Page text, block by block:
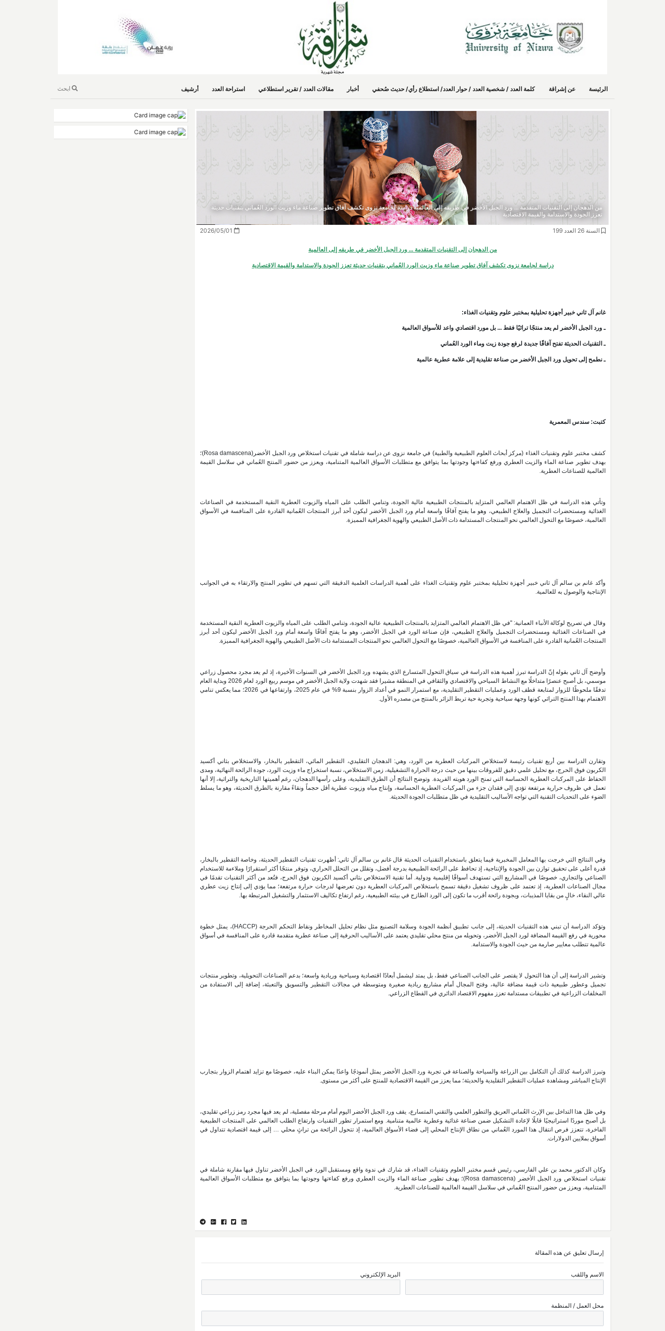
الرئيسة عن إشراقة كلمة العدد / شخصية العدد / حوار العدد/ استطلاع رأي/ حديث صُحفي أخبار مقالات العدد / تقرير استطلاعي استراحة العدد أرشيف ابحث
من الدهجان إلى التقنيات المتقدمة ... ورد الجبل الأخضر في طريقه إلى العالمية دراسة لجامعة نزوى تكشف آفاق تطوير صناعة ماء وزيت الورد العُماني بتقنيات حديثة
تعزز الجودة والاستدامة والقيمة الاقتصادية
السنة 26 العدد 199
من الدهجان إلى التقنيات المتقدمة ... ورد الجبل الأخضر في طريقه إلى العالمية
دراسة لجامعة نزوى تكشف آفاق تطوير صناعة ماء وزيت الورد العُماني بتقنيات حديثة تعزز الجودة والاستدامة والقيمة الاقتصادية
غانم آل ثاني خبير أجهزة تحليلية بمختبر علوم وتقنيات الغذاء:
ـ ورد الجبل الأخضر لم يعد منتجًا تراثيًا فقط ... بل مورد اقتصادي واعد للأسواق العالمية
ـ التقنيات الحديثة تفتح آفاقًا جديدة لرفع جودة زيت وماء الورد العُماني
ـ نطمح إلى تحويل ورد الجبل الأخضر من صناعة تقليدية إلى علامة عطرية عالمية
كتبت: سندس المعمرية
كشف مختبر علوم وتقنيات الغذاء (مركز أبحاث العلوم الطبيعية والطبية) في جامعة نزوى عن دراسة شاملة في تقنيات استخلاص ورد الجبل الأخضر(Rosa damascena)؛
بهدف تطوير صناعة الماء والزيت العطري ورفع كفاءتها وجودتها بما يتوافق مع متطلبات الأسواق العالمية المتنامية، ويعزز من حضور المنتج العُماني في سلاسل القيمة
العالمية للصناعات العطرية.
وتأتي هذه الدراسة في ظل الاهتمام العالمي المتزايد بالمنتجات الطبيعية عالية الجودة، وتنامي الطلب على المياه والزيوت العطرية النقية المستخدمة في الصناعات
الغذائية ومستحضرات التجميل والعلاج الطبيعي، وهو ما يفتح آفاقًا واسعة أمام ورد الجبل الأخضر ليكون أحد أبرز المنتجات العُمانية القادرة على المنافسة في الأسواق
العالمية، خصوصًا مع التحول العالمي نحو المنتجات المستدامة ذات الأصل الطبيعي والهوية الجغرافية المميزة.
وأكد غانم بن سالم آل ثاني خبير أجهزة تحليلية بمختبر علوم وتقنيات الغذاء على أهمية الدراسات العلمية الدقيقة التي تسهم في تطوير المنتج والارتقاء به في الجوانب
الإنتاجية والوصول به للعالمية.
وقال في تصريح لوكالة الأنباء العمانية: "في ظل الاهتمام العالمي المتزايد بالمنتجات الطبيعية عالية الجودة، وتنامي الطلب على المياه والزيوت العطرية النقية المستخدمة
في الصناعات الغذائية ومستحضرات التجميل والعلاج الطبيعي، فإن صناعة الورد في الجبل الأخضر، وهو ما يفتح آفاقًا واسعة أمام ورد الجبل الأخضر ليكون أحد أبرز
المنتجات العُمانية القادرة على المنافسة في الأسواق العالمية، خصوصًا مع التحول العالمي نحو المنتجات المستدامة ذات الأصل الطبيعي والهوية الجغرافية المميزة.
وأوضح آل ثاني بقوله إنّ الدراسة تبرز أهمية هذه الدراسة في سياق التحول المتسارع الذي يشهده ورد الجبل الأخضر في السنوات الأخيرة، إذ لم يعد مجرد محصول زراعي
موسمي، بل أصبح عنصرًا متداخلًا مع النشاط السياحي والاقتصادي والثقافي في المنطقة مشيرا فقد شهدت ولاية الجبل الأخضر في موسم ربيع الورد لعام 2026 وبداية العام
تدفقًا ملحوظًا للزوار لمتابعة قطف الورد وعمليات التقطير التقليدية، مع استمرار النمو في أعداد الزوار بنسبة 9% في عام 2025، وارتفاعها في 2026؛ مما يعكس تنامي
الاهتمام بهذا المنتج التراثي كونها وجهة سياحية وتجربة حية تربط الزائر بالمنتج من مصدره الأول.
وتقارن الدراسة بين أربع تقنيات رئيسة لاستخلاص المركبات العطرية من الورد، وهي: الدهجان التقليدي، التقطير المائي، التقطير بالبخار، والاستخلاص بثاني أكسيد
الكربون فوق الحرج، مع تحليل علمي دقيق للفروقات بينها من حيث درجة الحرارة التشغيلية، زمن الاستخلاص، نسبة استخراج ماء وزيت الورد، جودة الرائحة النهائية، ومدى
الحفاظ على المركبات العطرية الحساسة التي تمنح الورد هويته الفريدة. وتوضح النتائج أن الطرق التقليدية، وعلى رأسها الدهجان، رغم أهميتها التاريخية والتراثية، إلا أنها
تعمل في ظروف حرارية مرتفعة تؤدي إلى فقدان جزء من المركبات العطرية الحساسة، وإنتاج مياه وزيوت عطرية أقل حجماً ونقاءً مقارنة بالطرق الحديثة، وهو ما يسلط
الضوء على التحديات التقنية التي تواجه الأساليب التقليدية في ظل متطلبات الجودة الحديثة.
وفي النتائج التي خرجت بها المعامل المخبرية فيما يتعلق باستخدام التقنيات الحديثة قال غانم بن سالم آل ثاني: أظهرت تقنيات التقطير الحديثة، وخاصة التقطير بالبخار،
قدرة أعلى على تحقيق توازن بين الجودة والإنتاجية، إذ تحافظ على الرائحة الطبيعية بدرجة أفضل، وتقلل من التحلل الحراري، وتوفر منتجًا أكثر استقرارًا وملاءمة للاستخدام
الصناعي والتجاري، خصوصًا في المشاريع التي تستهدف أسواقًا إقليمية ودولية. أما تقنية الاستخلاص بثاني أكسيد الكربون فوق الحرج، فتُعد من أكثر التقنيات تقدمًا في
مجال الصناعات العطرية، إذ تعتمد على ظروف تشغيل دقيقة تسمح باستخلاص المركبات العطرية دون تعرضها لدرجات حرارة مرتفعة؛ مما يؤدي إلى إنتاج زيت عطري
عالي النقاء، خالٍ من بقايا المذيبات، وبجودة رائحة أقرب ما تكون إلى الورد الطازج في بيئته الطبيعية، رغم ارتفاع تكاليف الاستثمار والتشغيل المرتبطة بها.
وتؤكد الدراسة أن تبني هذه التقنيات الحديثة، إلى جانب تطبيق أنظمة الجودة وسلامة التصنيع مثل نظام تحليل المخاطر ونقاط التحكم الحرجة (HACCP)، يمثل خطوة
محورية في رفع القيمة المضافة لورد الجبل الأخضر، وتحويله من منتج محلي تقليدي يعتمد على الأساليب الحرفية إلى صناعة عطرية متقدمة قادرة على المنافسة في أسواق
عالمية تتطلب معايير صارمة من حيث الجودة والاستدامة.
وتشير الدراسة إلى أن هذا التحول لا يقتصر على الجانب الصناعي فقط، بل يمتد ليشمل أبعادًا اقتصادية وسياحية وريادية واسعة؛ بدعم الصناعات التحويلية، وتطوير منتجات
تجميل وعطور طبيعية ذات قيمة مضافة عالية، وفتح المجال أمام مشاريع ريادية صغيرة ومتوسطة في مجالات التقطير والتسويق والتعبئة، إضافة إلى الاستفادة من
المخلفات الزراعية في تطبيقات مستدامة تعزز مفهوم الاقتصاد الدائري في القطاع الزراعي.
وتبرز الدراسة كذلك أن التكامل بين الزراعة والسياحة والصناعة في تجربة ورد الجبل الأخضر يمثل أنموذجًا واعدًا يمكن البناء عليه، خصوصًا مع تزايد اهتمام الزوار بتجارب
الإنتاج المباشر ومشاهدة عمليات التقطير التقليدية والحديثة؛ مما يعزز من القيمة الاقتصادية للمنتج على أكثر من مستوى.
وفي ظل هذا التداخل بين الإرث العُماني العريق والتطور العلمي والتقني المتسارع، يقف ورد الجبل الأخضر اليوم أمام مرحلة مفصلية، لم يعد فيها مجرد رمز زراعي تقليدي،
بل أصبح موردًا استراتيجيًا قابلًا لإعادة التشكيل ضمن صناعة غذائية وعطرية عالمية متنامية. ومع استمرار تطور التقنيات وارتفاع الطلب العالمي على المنتجات الطبيعية
الفاخرة، تتعزز فرص انتقال هذا المورد العُماني من نطاق الإنتاج المحلي إلى فضاء الأسواق العالمية، إذ تتحول الرائحة من تراثٍ محلي … إلى قيمة اقتصادية تتداول في
أسواق بملايين الدولارات.
وكان الدكتور محمد بن علي الفارسي، رئيس قسم مختبر العلوم وتقنيات الغذاء، قد شارك في ندوة واقع ومستقبل الورد في الجبل الأخضر تناول فيها مقارنة شاملة في
تقنيات استخلاص ورد الجبل الأخضر (Rosa damascena)؛ بهدف تطوير صناعة الماء والزيت العطري ورفع كفاءتها وجودتها بما يتوافق مع متطلبات الأسواق العالمية
المتنامية، ويعزز من حضور المنتج العُماني في سلاسل القيمة العالمية للصناعات العطرية.
إرسال تعليق عن هذه المقالة
الاسم واللقب البريد الإلكتروني
محل العمل / المنظمة